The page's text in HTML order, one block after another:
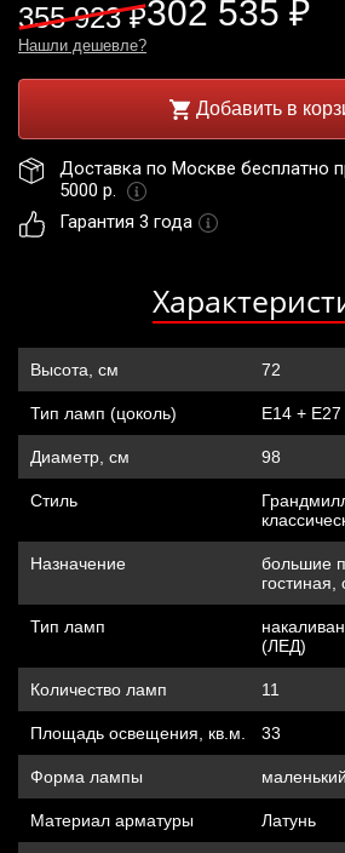
355 923 ₽302 535 ₽
Нашли дешевле?
Добавить в
Доставка по Москве бесплатно
5000 р.
Гарантия 3 года
Высота, см 72
Тип ламп (цоколь) Е14 + Е27
Диаметр, см 98
Стиль
Назначение
большие
гостиная,
Тип ламп
(ЛЕД)
Количество ламп 11
Площадь освещения, кв.м. 33
Форма лампы
Материал арматуры Латунь